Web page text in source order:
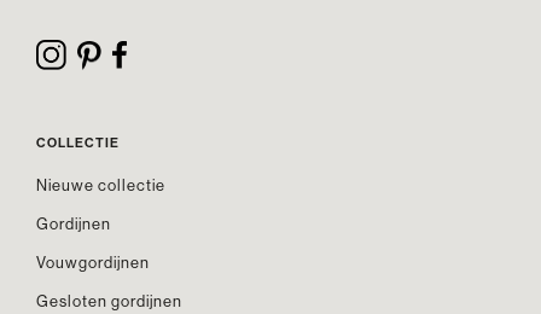
COLLECTIE
Nieuwe collectie
Gordijnen
Vouwgordijnen
Gesloten gordijnen